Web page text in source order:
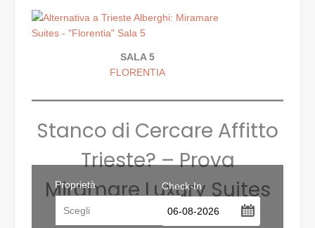
SALA 5
FLORENTIA
Stanco di Cercare Affitto
Trieste? – Prova
Miramare Luxury Suites
Proprietà Check-In
...